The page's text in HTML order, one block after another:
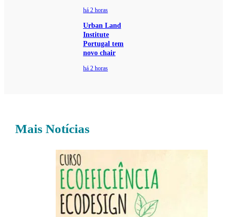
há 2 horas
Urban Land
Institute
Portugal tem
novo chair
há 2 horas
Mais Notícias